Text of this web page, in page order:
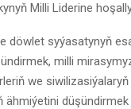
Milli Liderine
döwlet syýasatynyň
milli
we